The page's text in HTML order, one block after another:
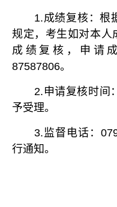
1.成绩复核：根
规定，考生如对本人
成绩复核，申请
87587806。
2.申请复核时间
予受理。
3.监督电话：
行通知。